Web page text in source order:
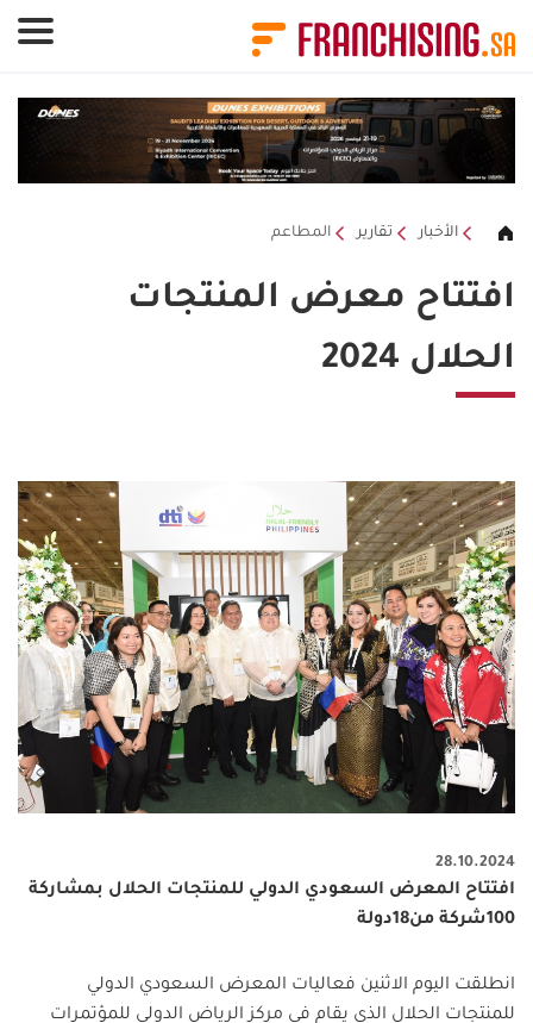
الأخبار تقارير المطاعم
افتتاح معرض المنتجات
الحلال 2024
28.10.2024
افتتاح المعرض السعودي الدولي للمنتجات الحلال بمشاركة
100شركة من18دولة
انطلقت اليوم الاثنين فعاليات المعرض السعودي الدولي
للمنتجات الحلال الذي يقام في مركز الرياض الدولي للمؤتمرات
لوحة إدارة ملفات تعريف الارتباط